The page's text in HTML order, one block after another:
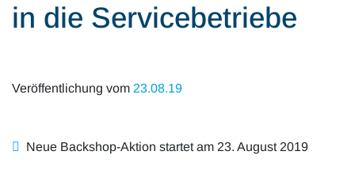
in die Servicebetriebe
Veröffentlichung vom 23.08.19
Neue Backshop-Aktion startet am 23. August 2019